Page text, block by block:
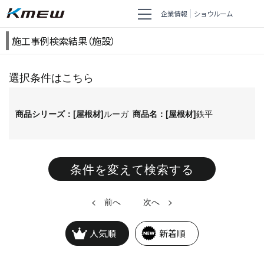
企業情報 ショウルーム
施工事例検索結果（施設）
選択条件はこちら
商品シリーズ：[屋根材]ルーガ 商品名：[屋根材]鉄平
条件を変えて検索する
< >
人気順 新着順